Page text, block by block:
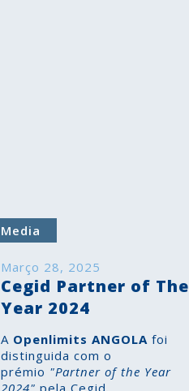
Media
Março 28, 2025
Cegid Partner of The
Year 2024
A Openlimits ANGOLA foi
distinguida com o
prémio "Partner of the Year
2024" pela Cegid.